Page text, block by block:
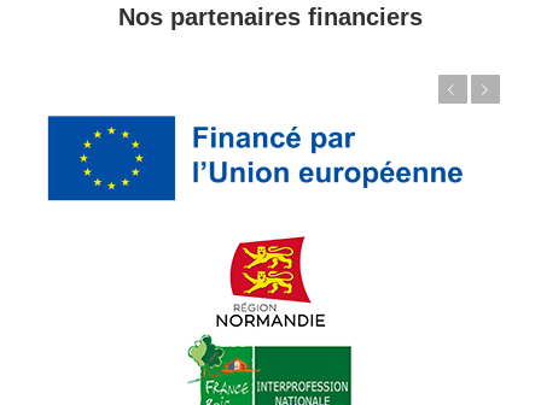
Nos partenaires financiers